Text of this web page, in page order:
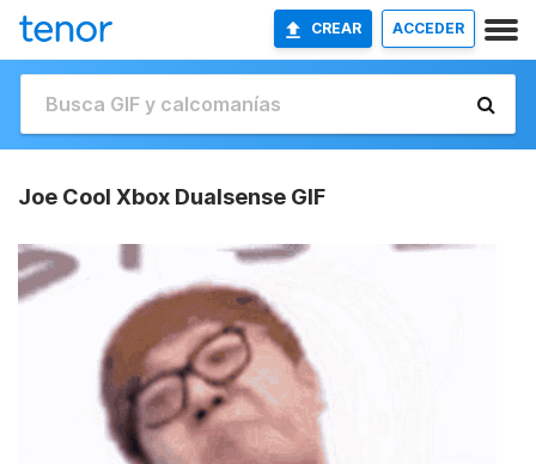
CREAR ACCEDER
Joe Cool Xbox Dualsense GIF